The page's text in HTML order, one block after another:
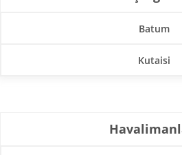
Batum
Kutaisi